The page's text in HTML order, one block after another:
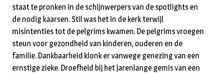
staat te pronken in de schijnwerpers van de spotlights en
de nodig kaarsen. Stil was het in de kerk terwijl
misintenties tot de pelgrims kwamen. De pelgrims vroegen
steun voor gezondheid van kinderen, ouderen en de
familie. Dankbaarheid klonk er vanwege genezing van een
ernstige zieke. Droefheid bij het jarenlange gemis van een